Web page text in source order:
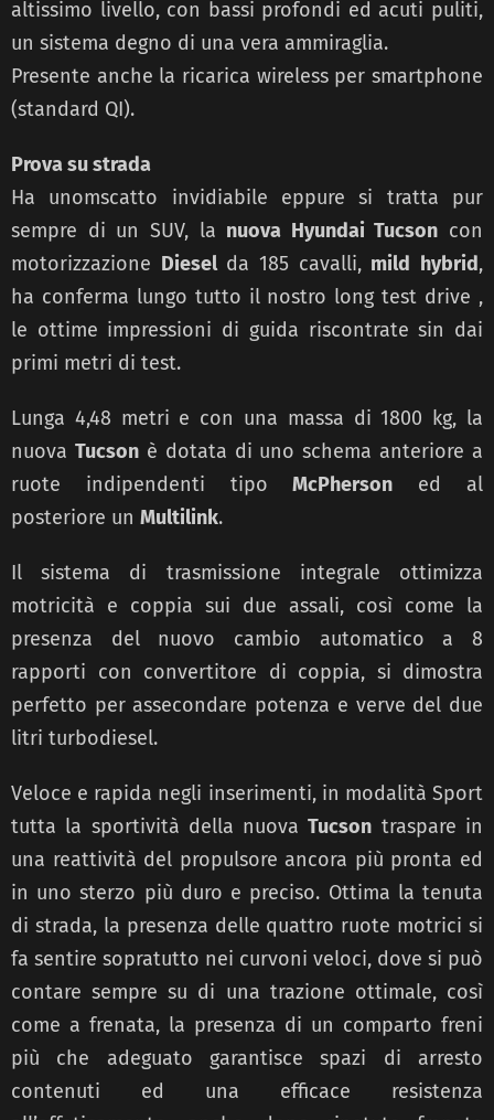
altissimo livello, con bassi profondi ed acuti puliti,
un sistema degno di una vera ammiraglia.
Presente anche la ricarica wireless per smartphone
(standard QI).
Prova su strada
Ha unomscatto invidiabile eppure si tratta pur
sempre di un SUV, la nuova Hyundai Tucson con
motorizzazione Dieselda 185 cavalli, mild hybrid,
ha conferma lungo tutto il nostro long test drive ,
le ottime impressioni di guida riscontrate sin dai
primi metri di test.
Lunga 4,48 metri e con una massa di 1800 kg, la
nuova Tucsonè dotata di uno schema anteriore a
ruote indipendenti tipoMcPherson ed al
posteriore un Multilink.
Il sistema di trasmissione integrale ottimizza
motricità e coppia sui due assali, così come la
presenza del nuovo cambio automatico a 8
rapporti con convertitore di coppia, si dimostra
perfetto per assecondare potenza e verve del due
litri turbodiesel.
Veloce e rapida negli inserimenti, in modalità Sport
tutta la sportività della nuovaTucson traspare in
una reattività del propulsore ancora più pronta ed
in uno sterzo più duro e preciso. Ottima la tenuta
di strada, la presenza delle quattro ruote motrici si
fa sentire sopratutto nei curvoni veloci, dove si può
contare sempre su di una trazione ottimale, così
come a frenata, la presenza di un comparto freni
più che adeguato garantisce spazi di arresto
contenuti ed una efficace resistenza